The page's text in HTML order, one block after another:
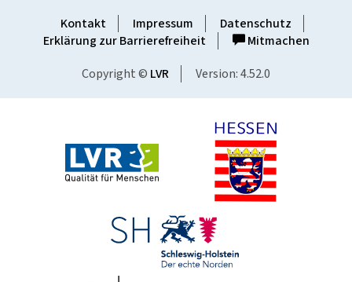
Kontakt Impressum
Datenschutz
Erklärung zur Barrierefreiheit
Mitmachen
Copyright © LVR Version: 4.52.0